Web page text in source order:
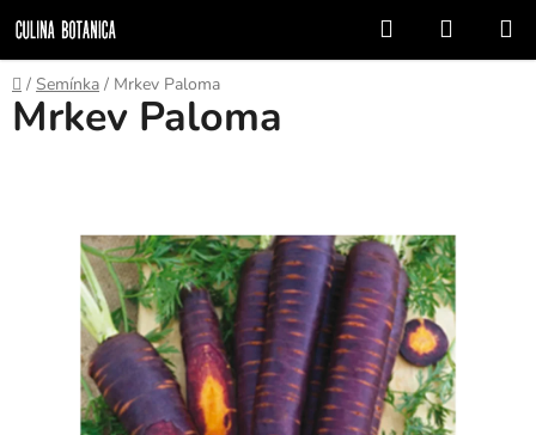
na
obsah
Hľadať
KOŠÍK
Domov
/ Semínka / Mrkev Paloma
Mrkev Paloma